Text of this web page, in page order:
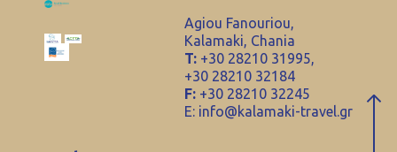
Agiou Fanouriou,
Kalamaki, Chania
T: +30 28210 31995,
+30 28210 32184
F: +30 28210 32245
E: info@kalamaki-travel.gr